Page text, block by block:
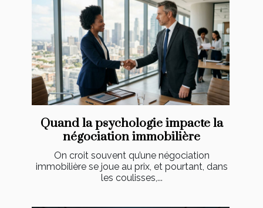
Quand la psychologie impacte la
négociation immobilière
On croit souvent qu’une négociation
immobilière se joue au prix, et pourtant, dans
les coulisses,...